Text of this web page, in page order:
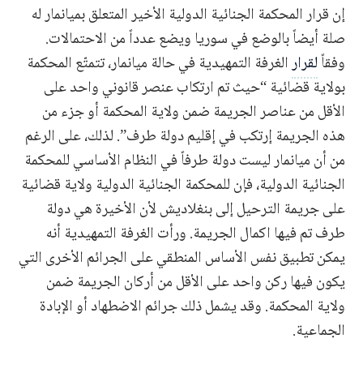
إن قرار المحكمة الجنائية الدولية الأخير المتعلق بميانمار له
صلة أيضاً بالوضع في سوريا ويضع عدداً من الاحتمالات.
وفقاًلقرارالغرفة التمهيدية في حالة ميانمار، تتمتّع المحكمة
بولاية قضائية “حيث تم ارتكاب عنصر قانوني واحد على
الأقل من عناصر الجريمة ضمن ولاية المحكمة أو جزء من
هذه الجريمة إرتكب في إقليم دولة طرف”. لذلك، على الرغم
من أن ميانمار ليست دولة طرفاً في النظام الأساسي للمحكمة
الجنائية الدولية، فإن للمحكمة الجنائية الدولية ولاية قضائية
على جريمة الترحيل إلى بنغلاديش لأن الأخيرة هي دولة
طرف تم فيها اكمال الجريمة. ورأت الغرفة التمهيدية أنه
يمكن تطبيق نفس الأساس المنطقي على الجرائم الأخرى التي
يكون فيها ركن واحد على الأقل من أركان الجريمة ضمن
ولاية المحكمة. وقد يشمل ذلك جرائم الاضطهاد أو الإبادة
الجماعية.